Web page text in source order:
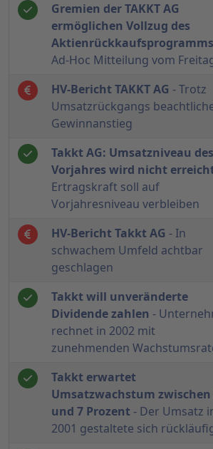
Gremien der TAKKT AG
ermöglichen Vollzug des
Aktienrückkaufsprogramms
Ad-Hoc Mitteilung vom
HV-Bericht TAKKT AG - Trotz
Umsatzrückgangs
Gewinnanstieg
Takkt AG: Umsatzniveau des
Vorjahres wird nicht
Ertragskraft soll auf
Vorjahresniveau verbleiben
HV-Bericht Takkt AG - In
schwachem Umfeld achtbar
geschlagen
Takkt will unveränderte
Dividende zahlen -
rechnet in 2002 mit
zunehmenden
Takkt erwartet
Umsatzwachstum zwischen
und 7 Prozent - Der Umsatz
2001 gestaltete sich